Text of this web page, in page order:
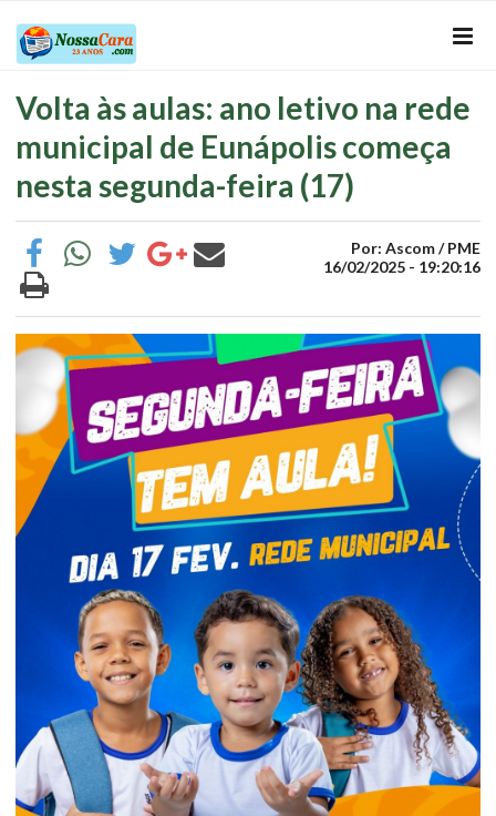
Volta às aulas: ano letivo na rede
municipal de Eunápolis começa
nesta segunda-feira (17)
Por: Ascom / PME
16/02/2025 - 19:20:16